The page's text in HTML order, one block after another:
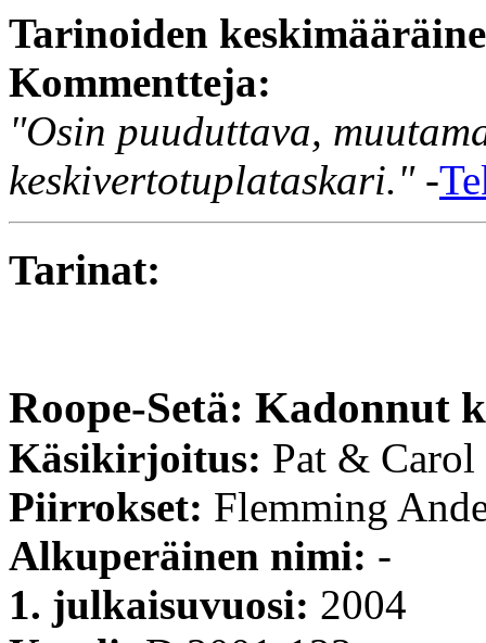
Tarinoiden
Kommentteja:
"Osin puuduttava,
keskivertotuplataskari."-
Tarinat:
Roope-Setä: Kadonnut
Käsikirjoitus: Pat &
Piirrokset: Flemming
Alkuperäinen nimi: -
1. julkaisuvuosi: 2004